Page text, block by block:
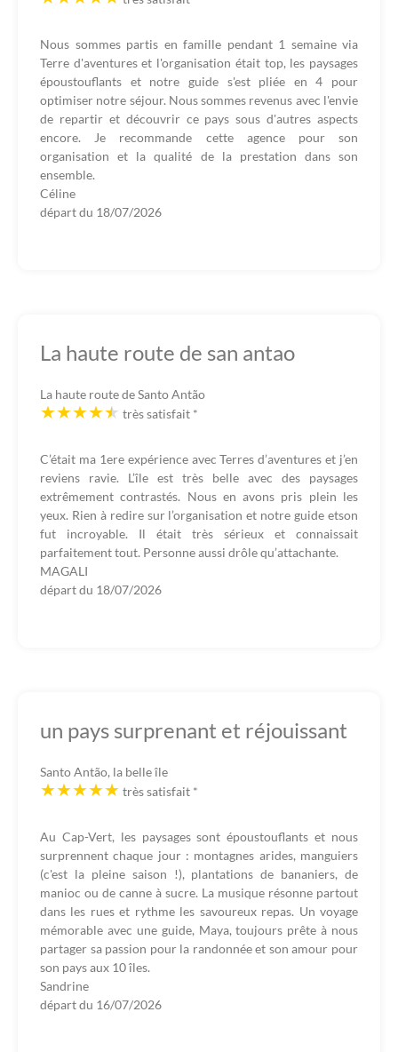
Nous sommes partis en famille pendant 1 semaine via
Terre d'aventures et l'organisation était top, les paysages
époustouflants et notre guide s'est pliée en 4 pour
optimiser notre séjour. Nous sommes revenus avec l'envie
de repartir et découvrir ce pays sous d'autres aspects
encore. Je recommande cette agence pour son
organisation et la qualité de la prestation dans son
ensemble.
Céline
départ du 18/07/2026
La haute route de san antao
La haute route de Santo Antão
très satisfait *
C’était ma 1ere expérience avec Terres d’aventures et j’en
reviens ravie. L’île est très belle avec des paysages
extrêmement contrastés. Nous en avons pris plein les
yeux. Rien à redire sur l’organisation et notre guide etson
fut incroyable. Il était très sérieux et connaissait
parfaitement tout. Personne aussi drôle qu’attachante.
MAGALI
départ du 18/07/2026
un pays surprenant et réjouissant
Santo Antão, la belle île
très satisfait *
Au Cap-Vert, les paysages sont époustouflants et nous
surprennent chaque jour : montagnes arides, manguiers
(c'est la pleine saison !), plantations de bananiers, de
manioc ou de canne à sucre. La musique résonne partout
dans les rues et rythme les savoureux repas. Un voyage
mémorable avec une guide, Maya, toujours prête à nous
partager sa passion pour la randonnée et son amour pour
son pays aux 10 îles.
Sandrine
départ du 16/07/2026